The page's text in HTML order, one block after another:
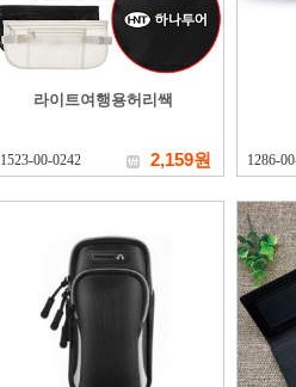
라이트여행용허리쌕
1523-00-0242 2,159원 1286-